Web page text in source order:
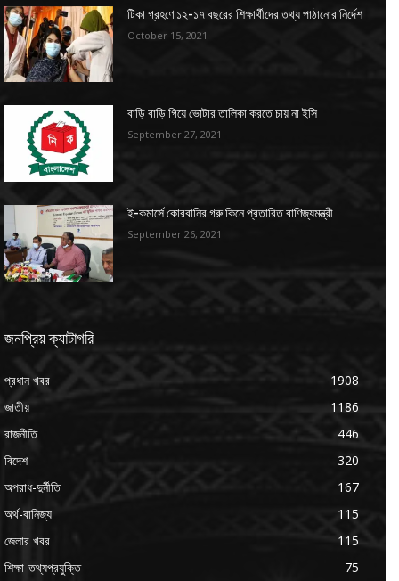
টিকা গ্রহণে ১২-১৭ বছরের শিক্ষার্থীদের তথ্য পাঠানোর নির্দেশ
October 15, 2021
বাড়ি বাড়ি গিয়ে ভোটার তালিকা করতে চায় না ইসি
September 27, 2021
ই-কমার্সে কোরবানির গরু কিনে প্রতারিত বাণিজ্যমন্ত্রী
September 26, 2021
জনপ্রিয় ক্যাটাগরি
প্রধান খবর
1908
জাতীয়
1186
রাজনীতি
446
বিদেশ
320
অপরাধ-দুর্নীতি
167
অর্থ-বানিজ্য
115
জেলার খবর
115
শিক্ষা-তথ্যপ্রযুক্তি
75